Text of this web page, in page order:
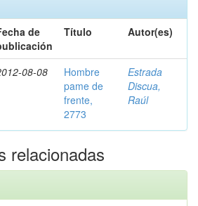
de
Título Autor(es)
08-08
Hombre
pame de
frente,
2773
Estrada
Discua,
Raúl
relacionadas